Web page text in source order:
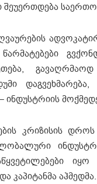
კრიზისის
კაპიტანმა აჰმედმა.